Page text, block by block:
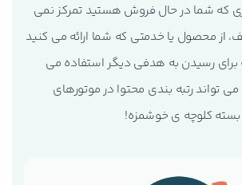
که شما در حال فروش هستید تمرکز نمی
از محصول یا خدمتی که شما ارائه می کنید
برای رسیدن به هدفی دیگر استفاده می
تواند رتبه بندی محتوا در موتورهای
کلوچه ی خوشمزه!